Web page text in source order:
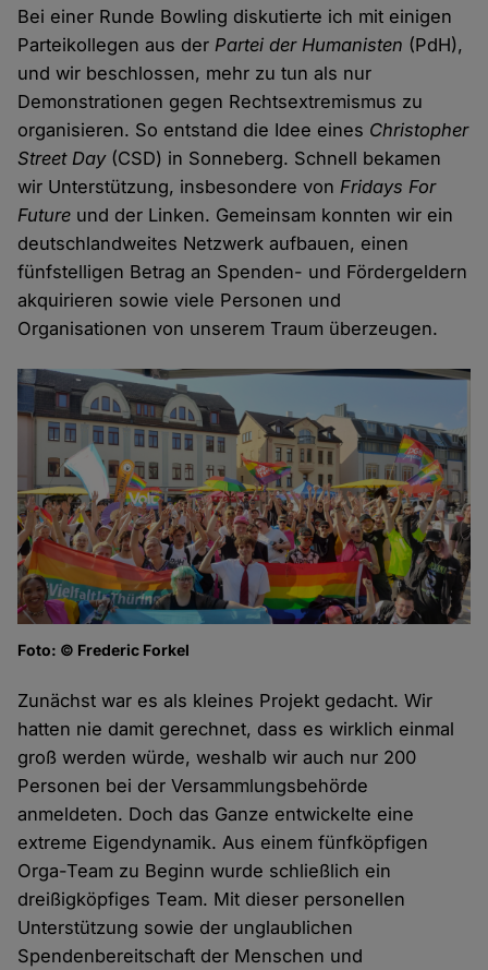
Bei einer Runde Bowling diskutierte ich mit einigen
Parteikollegen aus derPartei der Humanisten (PdH),
und wir beschlossen, mehr zu tun als nur
Demonstrationen gegen Rechtsextremismus zu
organisieren. So entstand die Idee eines Christopher
Street Day(CSD) in Sonneberg. Schnell bekamen
wir Unterstützung, insbesondere vonFridays For
Future und der Linken. Gemeinsam konnten wir ein
deutschlandweites Netzwerk aufbauen, einen
fünfstelligen Betrag an Spenden- und Fördergeldern
akquirieren sowie viele Personen und
Organisationen von unserem Traum überzeugen.
Foto: © Frederic Forkel
Zunächst war es als kleines Projekt gedacht. Wir
hatten nie damit gerechnet, dass es wirklich einmal
groß werden würde, weshalb wir auch nur 200
Personen bei der Versammlungsbehörde
anmeldeten. Doch das Ganze entwickelte eine
extreme Eigendynamik. Aus einem fünfköpfigen
Orga-Team zu Beginn wurde schließlich ein
dreißigköpfiges Team. Mit dieser personellen
Unterstützung sowie der unglaublichen
Spendenbereitschaft der Menschen und